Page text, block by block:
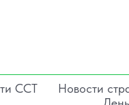
ССТ Новости